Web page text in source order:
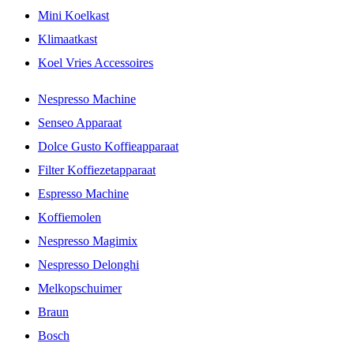
Mini Koelkast
Klimaatkast
Koel Vries Accessoires
Nespresso Machine
Senseo Apparaat
Dolce Gusto Koffieapparaat
Filter Koffiezetapparaat
Espresso Machine
Koffiemolen
Nespresso Magimix
Nespresso Delonghi
Melkopschuimer
Braun
Bosch